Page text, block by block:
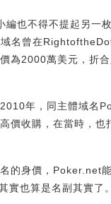
也不得不提起另一
名曾在
為2000萬美元，折
年，同主體域名
價收購，在當時，也
的身價，Poker.net
實也算是名副其實了。